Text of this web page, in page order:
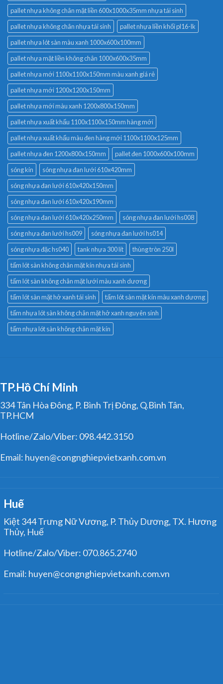
pallet nhựa không chân mặt liền 600x1000x35mm nhựa tái sinh
pallet nhựa không chân nhựa tái sinh
pallet nhựa liền khối pl16-lk
pallet nhựa lót sàn màu xanh 1000x600x100mm
pallet nhựa mặt liền không chân 1000x600x35mm
pallet nhựa mới 1100x1100x150mm màu xanh giá rẻ
pallet nhựa mới 1200x1200x150mm
pallet nhựa mới màu xanh 1200x800x150mm
pallet nhựa xuất khẩu 1100x1100x150mm hàng mới
pallet nhựa xuất khẩu màu đen hàng mới 1100x1100x125mm
pallet nhựa đen 1200x800x150mm
pallet đen 1000x600x100mm
sóng kín
sóng nhựa đan lưới 610x420mm
sóng nhựa đan lưới 610x420x150mm
sóng nhựa đan lưới 610x420x190mm
sóng nhựa đan lưới 610x420x250mm
sóng nhựa đan lưới hs008
sóng nhựa đan lưới hs009
sóng nhựa đan lưới hs014
sóng nhựa đặc hs040
tank nhựa 300 lít
thùng tròn 250l
tấm lót sàn không chân mặt kín nhựa tái sinh
tấm lót sàn không chân mặt lưới màu xanh dương
tấm lót sàn mặt hở xanh tái sinh
tấm lót sàn mặt kín màu xanh dương
tấm nhựa lót sàn không chân mặt hở xanh nguyên sinh
tấm nhựa lót sàn không chân mặt kín
TP.Hồ Chí Minh
334 Tân Hòa Đông, P. Bình Trị Đông, Q.Bình Tân,
TP.HCM
Hotline/Zalo/Viber: 098.442.3150
Email: huyen@congnghiepvietxanh.com.vn
Huế
Kiệt 344 Trưng Nữ Vương, P. Thủy Dương, TX. Hương
Thủy, Huế
Hotline/Zalo/Viber: 070.865.2740
Email: huyen@congnghiepvietxanh.com.vn